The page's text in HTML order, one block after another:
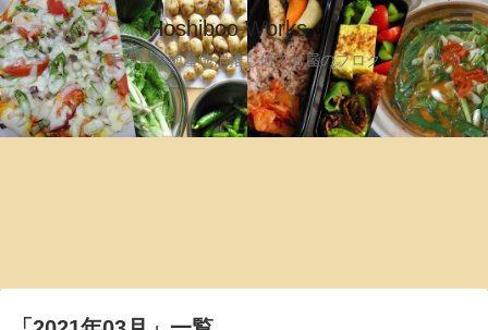
Hoshiboo Works
手作りと地産地消推し何でも屋のブログ